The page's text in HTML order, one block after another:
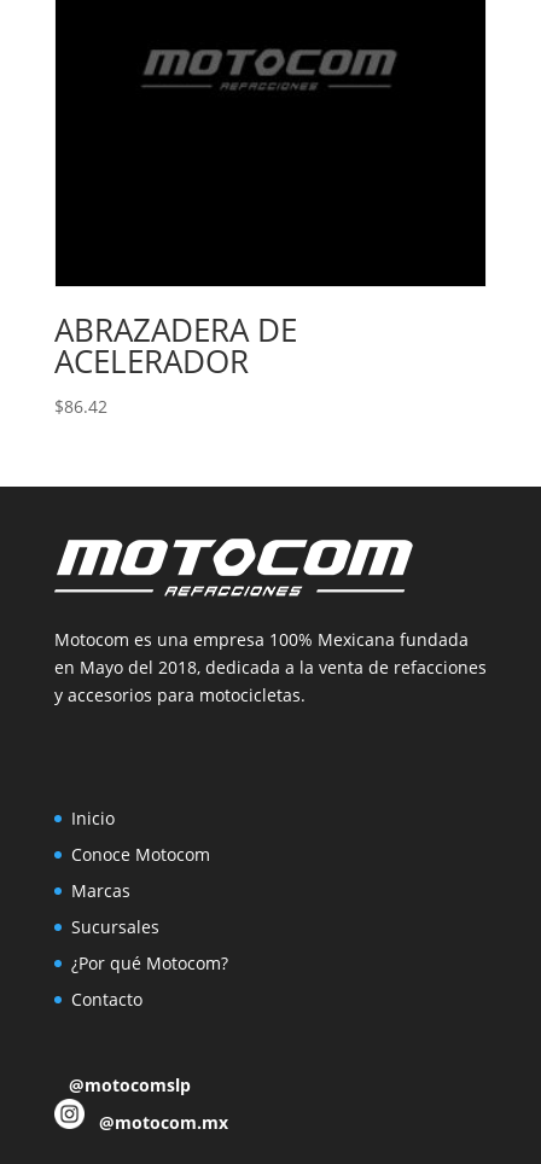
ABRAZADERA DE
ACELERADOR
$86.42
Motocom es una empresa 100% Mexicana fundada
en Mayo del 2018, dedicada a la venta de refacciones
y accesorios para motocicletas.
Inicio
Conoce Motocom
Marcas
Sucursales
¿Por qué Motocom?
Contacto
@motocomslp
@motocom.mx